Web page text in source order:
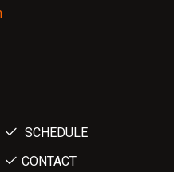
SCHEDULE
CONTACT